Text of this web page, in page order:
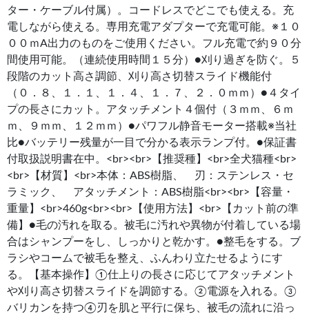
ター・ケーブル付属）。コードレスでどこでも使える。充
電しながら使える。専用充電アダプターで充電可能。※１０
００ｍA出力のものをご使用ください。フル充電で約９０分
間使用可能。（連続使用時間１５分）●刈り過ぎを防ぐ。５
段階のカット高さ調節、刈り高さ切替スライド機能付
（０．８、１．１、１．４、１．７、２．０ｍｍ）●４タイ
プの長さにカット。アタッチメント４個付（３ｍｍ、６ｍ
ｍ、９ｍｍ、１２ｍｍ）●パワフル静音モーター搭載※当社
比●バッテリー残量が一目で分かる表示ランプ付。●保証書
付取扱説明書在中。<br><br>【推奨種】<br>全犬猫種<br>
<br>【材質】<br>本体：ABS樹脂、 刃：ステンレス・セ
ラミック、 アタッチメント：ABS樹脂<br><br>【容量・
重量】<br>460g<br><br>【使用方法】<br>【カット前の準
備】●毛の汚れを取る。被毛に汚れや異物が付着している場
合はシャンプーをし、しっかりと乾かす。●整毛をする。ブ
ラシやコームで被毛を整え、ふんわり立たせるようにす
る。【基本操作】①仕上りの長さに応じてアタッチメント
や刈り高さ切替スライドを調節する。②電源を入れる。③
バリカンを持つ④刃を肌と平行に保ち、被毛の流れに沿っ